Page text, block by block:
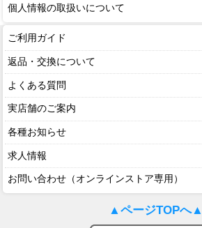
個人情報の取扱いについて
ご利用ガイド
返品・交換について
よくある質問
実店舗のご案内
各種お知らせ
求人情報
お問い合わせ（オンラインストア専用）
▲ページTOPへ▲